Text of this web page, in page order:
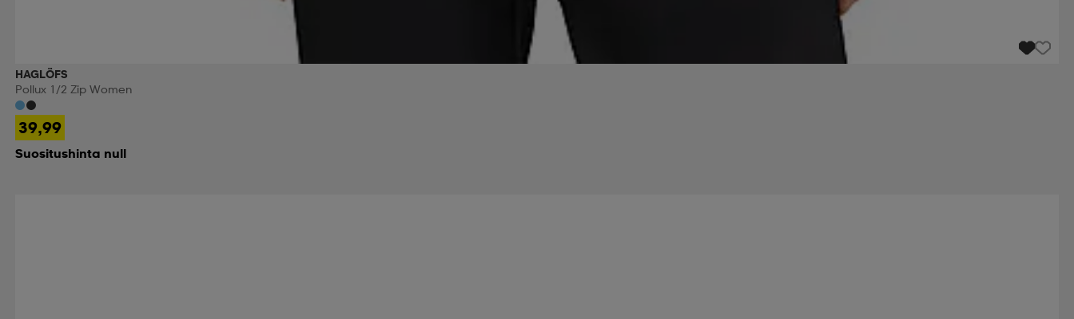
HAGLÖFS
Pollux 1/2 Zip Women
39,99
Suositushinta null